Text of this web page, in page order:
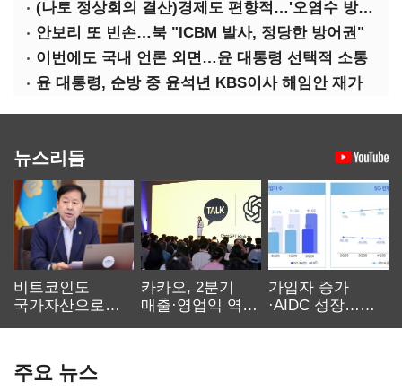
(나토 정상회의 결산)경제도 편향적…'오염수 방류'만 용인
안보리 또 빈손…북 "ICBM 발사, 정당한 방어권"
이번에도 국내 언론 외면…윤 대통령 선택적 소통
윤 대통령, 순방 중 윤석년 KBS이사 해임안 재가
뉴스리듬
비트코인도
국가자산으로…'
카카오, 2분기
매출·영업익 역대
가입자 증가
·AIDC 성장…
주요 뉴스